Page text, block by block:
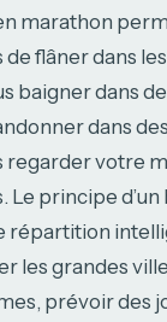
marathon
flâner dans
baigner dans
dans
regarder votre
Le principe
répartition
les grandes
prévoir des